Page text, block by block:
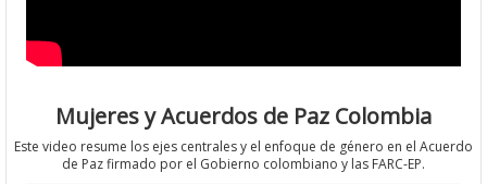
Mujeres y Acuerdos de Paz Colombia
Este video resume los ejes centrales y el enfoque de género en el Acuerdo
de Paz firmado por el Gobierno colombiano y las FARC-EP.